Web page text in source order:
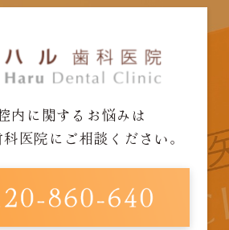
内に関するお悩みは
医院にご相談ください。